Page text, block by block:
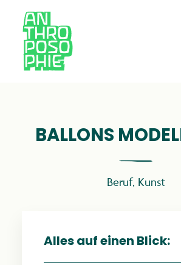
BALLONS
Beruf, Kunst
Alles auf einen Blick: